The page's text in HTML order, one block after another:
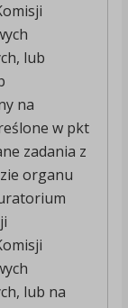
lub
na
w pkt
zadania z
organu
lub na